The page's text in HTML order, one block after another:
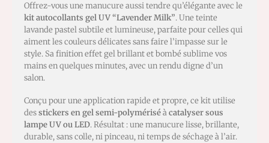
Offrez-vous une manucure aussi tendre qu’élégante avec le
kit autocollants gel UV “Lavender Milk”. Une teinte
lavande pastel subtile et lumineuse, parfaite pour celles qui
aiment les couleurs délicates sans faire l’impasse sur le
style. Sa finition effet gel brillant et bombé sublime vos
mains en quelques minutes, avec un rendu digne d’un
salon.
Conçu pour une application rapide et propre, ce kit utilise
desstickers en gel semi-polymériséàcatalyser sous
lampe UV ou LED. Résultat : une manucure lisse, brillante,
durable, sans colle, ni pinceau, ni temps de séchage à l’air.